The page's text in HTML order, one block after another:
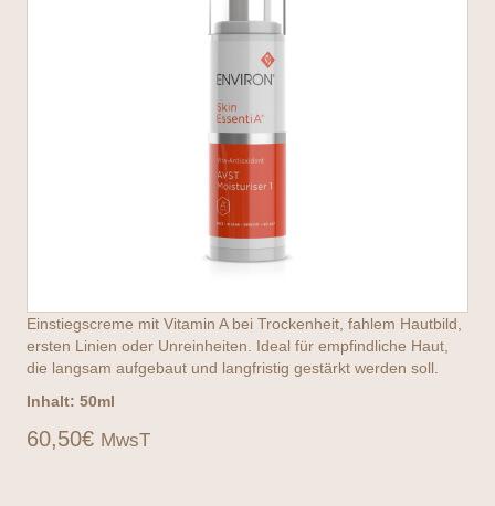
Einstiegscreme mit Vitamin A bei Trockenheit, fahlem Hautbild,
ersten Linien oder Unreinheiten. Ideal für empfindliche Haut,
die langsam aufgebaut und langfristig gestärkt werden soll.
Inhalt: 50ml
60,50€ MwsT